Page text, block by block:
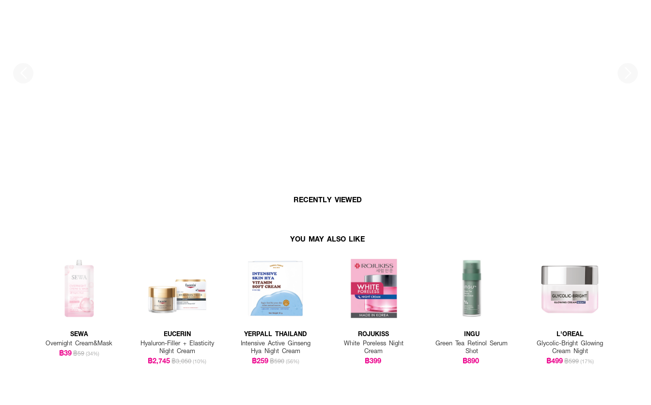
RECENTLY VIEWED
YOU MAY ALSO LIKE
SEWA
Overnight Cream&Mask
฿39฿59 (34%)
EUCERIN
Hyaluron-Filler + Elasticity
Night Cream
฿2,745฿3,050 (10%)
YERPALL THAILAND
Intensive Active Ginseng
Hya Night Cream
฿259฿590 (56%)
ROJUKISS
White Poreless Night
Cream
฿399
INGU
Green Tea Retinol Serum
Shot
฿890
L'OREAL
Glycolic-Bright Glowing
Cream Night
฿499฿599 (17%)